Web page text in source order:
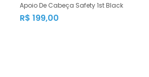
Apoio De Cabeça Safety 1st Black
R$ 199,00